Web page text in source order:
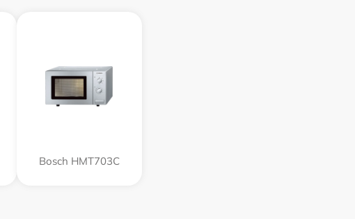
Bosch HMT703C